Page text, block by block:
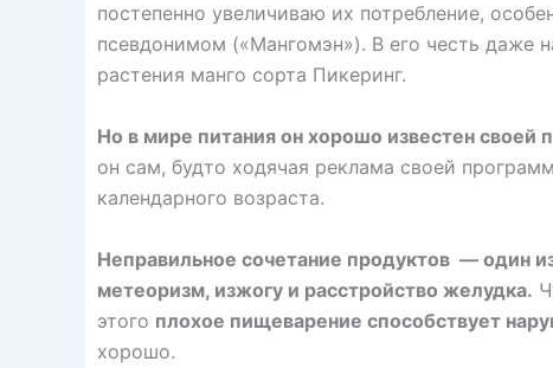
постепенно увеличиваю их потребление,
псевдонимом («Мангомэн»). В его честь даже
растения манго сорта Пикеринг.
Но в мире питания он хорошо известен своей
он сам, будто ходячая реклама своей
календарного возраста.
Неправильное сочетание продуктов — один
метеоризм, изжогу и расстройство желудка.
этого плохое пищеварение способствует
хорошо.